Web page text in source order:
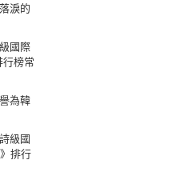
淚的
國際
行榜常
為韓
級國
排行